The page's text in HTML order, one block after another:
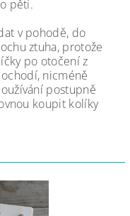
pěti.
v pohodě, do
ztuha, protože
po otočení z
nicméně
postupně
koupit kolíky